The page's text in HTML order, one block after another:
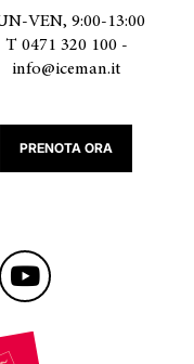
VEN, 9:00-13:00
T 0471 320 100 -
info@iceman.it
PRENOTA ORA